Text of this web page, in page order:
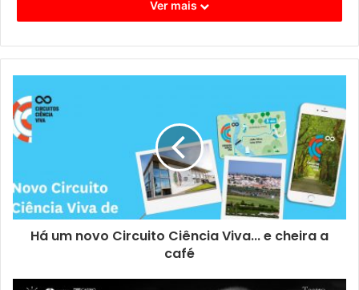
continuará a responder ao desafio das alterações
Este contrato resultou de um compromisso assumido por
Lisboa no âmbito da Missão da União Europeia “100
Cidades Climaticamente Neutras e Inteligentes até 2030”,
iniciativa que seleccionou a capital portuguesa entre mais
de 370 candidaturas europeias. O documento reúne mais
de 600 compromissos e cerca de 150 acções de mitigação,
adaptação e transformação transversal. No seu conjunto,
estas medidas estimam um investimento superior a 8,2 mil
milhões de euros, que requer o compromisso de vários
intervenientes e actores públicos e privados.
Ver mais
Há um novo Circuito Ciência Viva... e cheira a
café